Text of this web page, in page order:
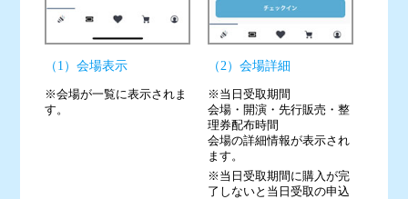
（1）会場表示
※会場が一覧に表示されま
す。
（2）会場詳細
※当日受取期間
会場・開演・先行販売・整
理券配布時間
会場の詳細情報が表示され
ます。
※当日受取期間に購入が完
了しないと当日受取の申込